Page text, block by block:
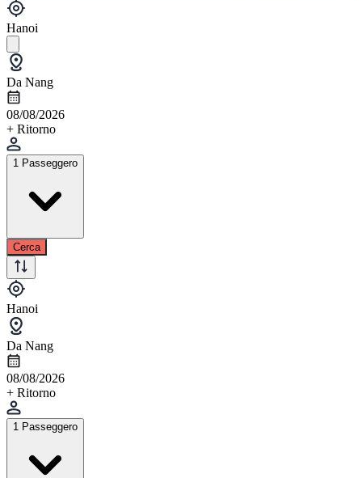
Hanoi
Da Nang
08/08/2026
+ Ritorno
1 Passeggero
Cerca
Hanoi
Da Nang
08/08/2026
+ Ritorno
1 Passeggero